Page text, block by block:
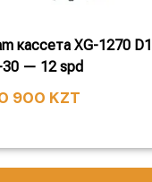
кассета XG-1270 D1
30 — 12 spd
900 KZT